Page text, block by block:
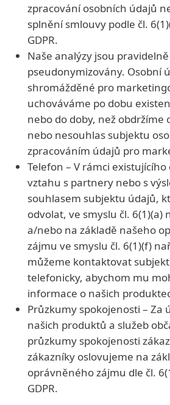
zpracování osobních údajů
splnění smlouvy podle čl.
GDPR.
Naše analýzy jsou pravidelně
pseudonymizovány. Osobní
shromážděné pro
uchováváme po dobu
nebo do doby, než obdržíme
nebo nesouhlas subjektu
zpracováním údajů pro
Telefon – V rámci
vztahu s partnery nebo s
souhlasem subjektu údajů,
odvolat, ve smyslu čl. 6(1)(a)
a/nebo na základě našeho
zájmu ve smyslu čl. 6(1)(f)
můžeme kontaktovat
telefonicky, abychom mu
informace o našich
Průzkumy spokojenosti – Za
našich produktů a služeb
průzkumy spokojenosti
zákazníky oslovujeme na
oprávněného zájmu dle čl.
GDPR.